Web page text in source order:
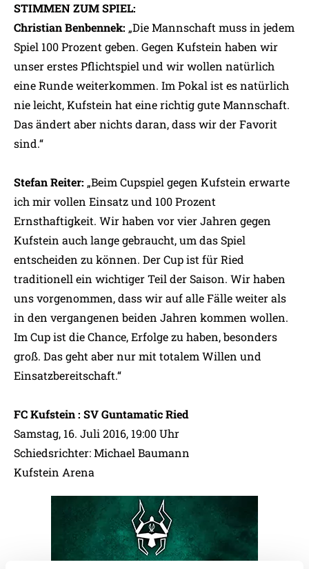
STIMMEN ZUM SPIEL:
Christian Benbennek: „Die Mannschaft muss in jedem
Spiel 100 Prozent geben. Gegen Kufstein haben wir
unser erstes Pflichtspiel und wir wollen natürlich
eine Runde weiterkommen. Im Pokal ist es natürlich
nie leicht, Kufstein hat eine richtig gute Mannschaft.
Das ändert aber nichts daran, dass wir der Favorit
sind.“
Stefan Reiter: „Beim Cupspiel gegen Kufstein erwarte
ich mir vollen Einsatz und 100 Prozent
Ernsthaftigkeit. Wir haben vor vier Jahren gegen
Kufstein auch lange gebraucht, um das Spiel
entscheiden zu können. Der Cup ist für Ried
traditionell ein wichtiger Teil der Saison. Wir haben
uns vorgenommen, dass wir auf alle Fälle weiter als
in den vergangenen beiden Jahren kommen wollen.
Im Cup ist die Chance, Erfolge zu haben, besonders
groß. Das geht aber nur mit totalem Willen und
Einsatzbereitschaft.“
FC Kufstein : SV Guntamatic Ried
Samstag, 16. Juli 2016, 19:00 Uhr
Schiedsrichter: Michael Baumann
Kufstein Arena